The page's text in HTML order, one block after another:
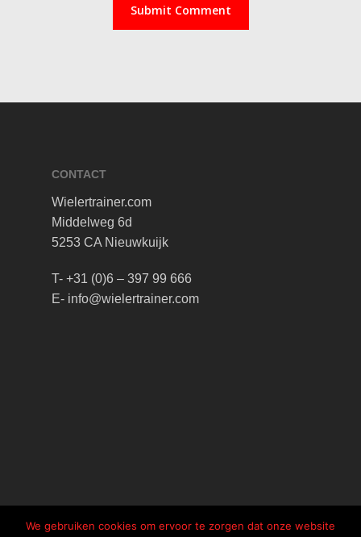
CONTACT
Wielertrainer.com
Middelweg 6d
5253 CA Nieuwkuijk
T- +31 (0)6 – 397 99 666
E- info@wielertrainer.com
We gebruiken cookies om ervoor te zorgen dat onze website